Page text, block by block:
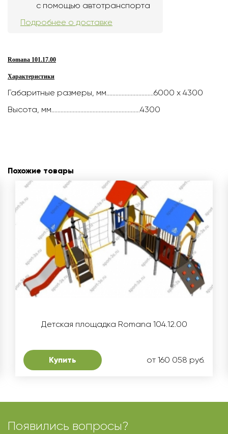
с помощью автотранспорта
Подробнее о доставке
Romana 101.17.00
Характеристики
Габаритные размеры, мм...............................6000 х 4300
Высота, мм..........................................................4300
Похожие товары
Детская площадка Romana 104.12.00
Купить от 160 058 руб.
Появились вопросы?